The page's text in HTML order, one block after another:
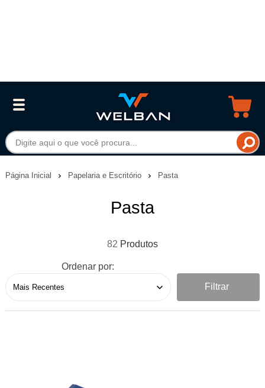
Página Inicial Papelaria e Escritório Pasta
Pasta
82
Ordenar por:
Filtrar